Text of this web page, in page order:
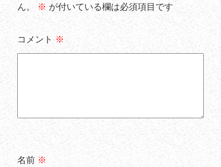
ん。
※ が付いている欄は必須項目です
コメント ※
名前 ※